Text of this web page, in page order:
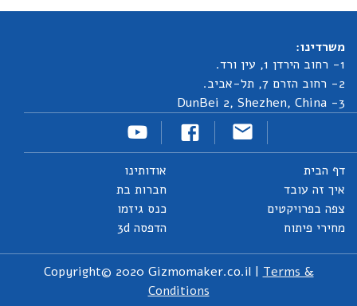
משרדינו:
1- רחוב הירדן 1, עין ורד.
2- רחוב הזרם 7, תל-אביב.
3- DunBei 2, Shezhen, China
דף הבית
איך זה עובד
צפה בפרויקטים
מחירי פיתוח
אודותינו
חברות בת
כנס גיזמו
הדפסה 3d
Copyright© 2020 Gizmomaker.co.il | Terms &
Conditions